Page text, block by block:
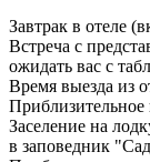
Завтрак в отеле
Встреча с
ожидать вас с
Время выезда из
Приблизительное
Заселение на
в заповедник